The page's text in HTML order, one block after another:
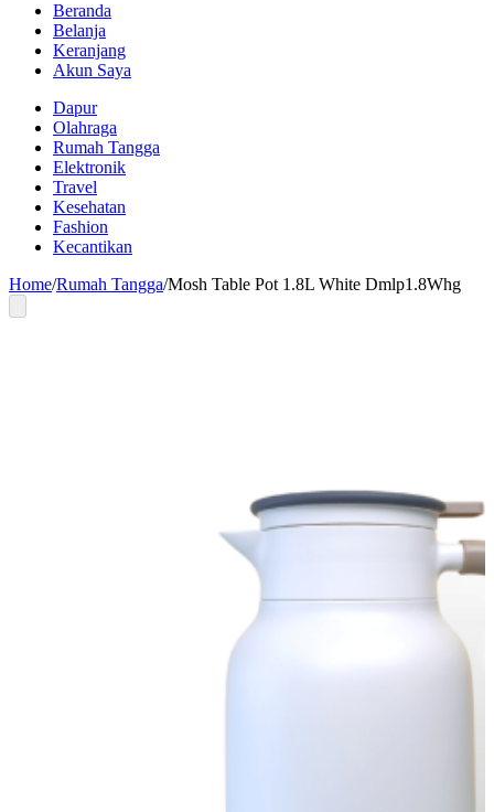
Beranda
Belanja
Keranjang
Akun Saya
Dapur
Olahraga
Rumah Tangga
Elektronik
Travel
Kesehatan
Fashion
Kecantikan
Home/Rumah Tangga/Mosh Table Pot 1.8L White Dmlp1.8Whg